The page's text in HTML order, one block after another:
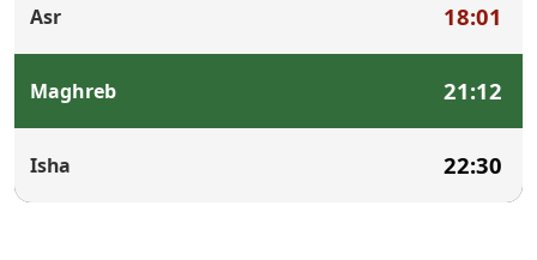
Asr 18:01
Maghreb 21:12
Isha 22:30